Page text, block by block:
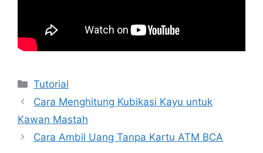
Kategori
Tutorial
Cara Menghitung Kubikasi Kayu untuk
Kawan Mastah
Cara Ambil Uang Tanpa Kartu ATM BCA